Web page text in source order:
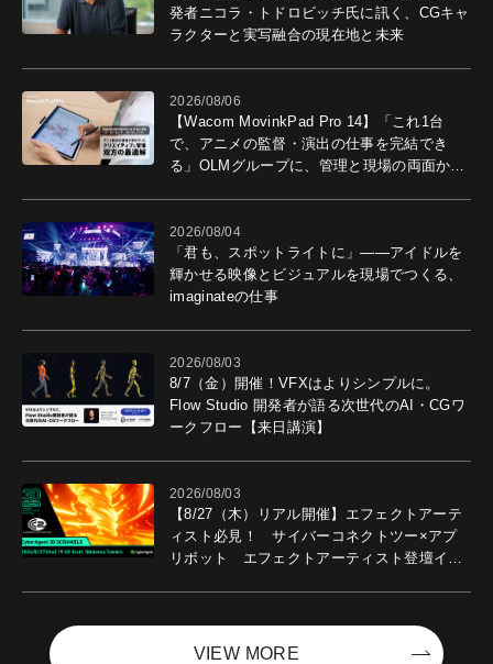
発者ニコラ・トドロビッチ氏に訊く、CGキャ
ラクターと実写融合の現在地と未来
2026/08/06
【Wacom MovinkPad Pro 14】「これ1台
で、アニメの監督・演出の仕事を完結でき
る」OLMグループに、管理と現場の両面から
2026/08/04
「君も、スポットライトに」――アイドルを
輝かせる映像とビジュアルを現場でつくる、
imaginateの仕事
2026/08/03
8/7（金）開催！VFXはよりシンプルに。
Flow Studio 開発者が語る次世代のAI・CGワ
ークフロー【来日講演】
2026/08/03
【8/27（木）リアル開催】エフェクトアーテ
ィスト必見！ サイバーコネクトツー×アプ
リボット エフェクトアーティスト登壇イベ
VIEW MORE